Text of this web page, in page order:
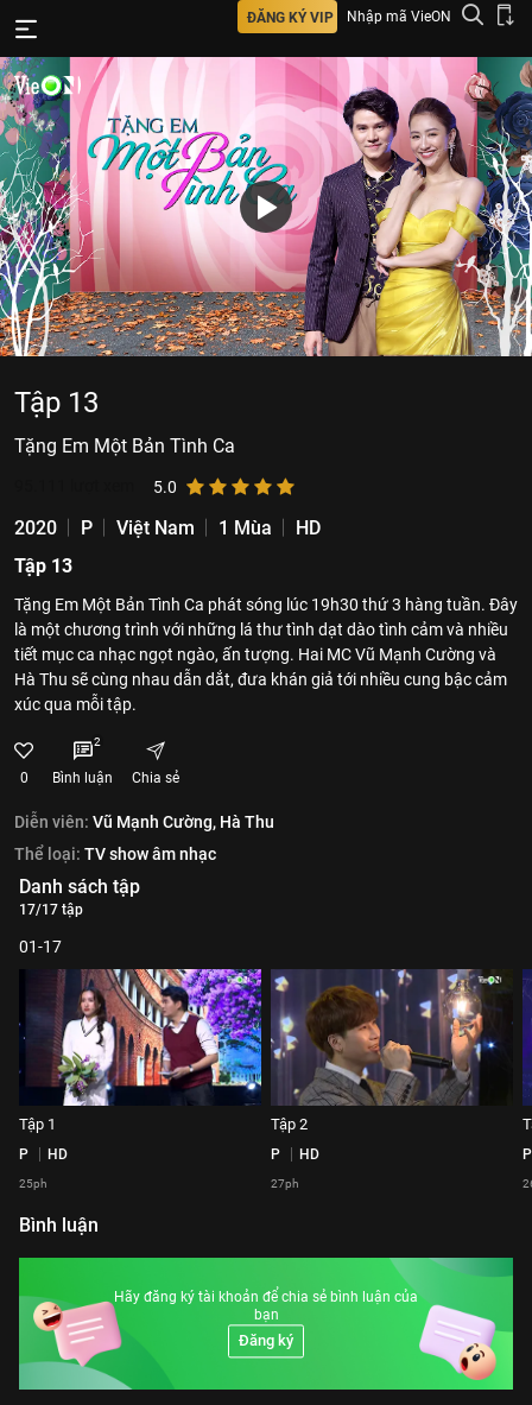
ĐĂNG KÝ VIP Nhập mã VieON
Tập 13
Tặng Em Một Bản Tình Ca
5.0
2020 P Việt Nam 1 Mùa
HD
Tập 13
Tặng Em Một Bản Tình Ca phát sóng lúc 19h30 thứ 3 hàng tuần. Đây
là một chương trình với những lá thư tình dạt dào tình cảm và nhiều
tiết mục ca nhạc ngọt ngào, ấn tượng. Hai MC Vũ Mạnh Cường và
Hà Thu sẽ cùng nhau dẫn dắt, đưa khán giả tới nhiều cung bậc cảm
xúc qua mỗi tập.
0
2
Bình luận Chia sẻ
Diễn viên: Vũ Mạnh Cường, Hà Thu
Thể loại: TV show âm nhạc
Danh sách tập
17/17 tập
01-17
Tập 1
P HD
25ph
Tập 2
P HD
27ph
P
Bình luận
Hãy đăng ký tài khoản để chia sẻ bình luận của
bạn
Đăng ký